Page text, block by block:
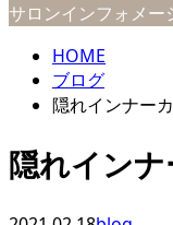
サロンインフォメ
HOME
ブログ
隠れインナー
隠れイン